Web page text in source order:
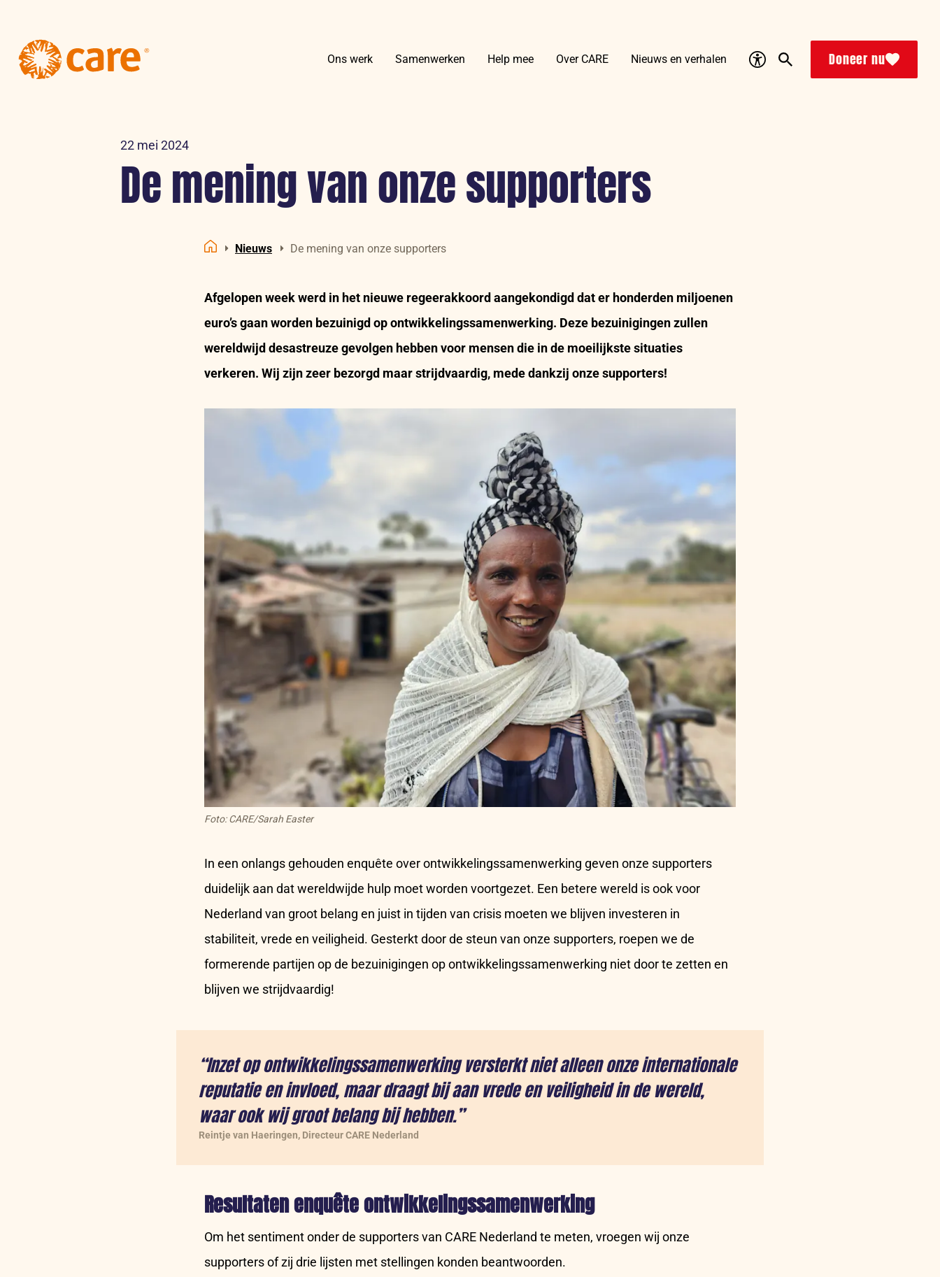
Ons werk Samenwerken Help mee Over CARE Nieuws en verhalen
Accessibility
Search
Doneer nu
22 mei 2024
De mening van onze supporters
Nieuws De mening van onze supporters
Afgelopen week werd in het nieuwe regeerakkoord aangekondigd dat er honderden miljoenen
euro’s gaan worden bezuinigd op ontwikkelingssamenwerking. Deze bezuinigingen zullen
wereldwijd desastreuze gevolgen hebben voor mensen die in de moeilijkste situaties
verkeren. Wij zijn zeer bezorgd maar strijdvaardig, mede dankzij onze supporters!
Foto: CARE/Sarah Easter
In een onlangs gehouden enquête over ontwikkelingssamenwerking geven onze supporters
duidelijk aan dat wereldwijde hulp moet worden voortgezet. Een betere wereld is ook voor
Nederland van groot belang en juist in tijden van crisis moeten we blijven investeren in
stabiliteit, vrede en veiligheid. Gesterkt door de steun van onze supporters, roepen we de
formerende partijen op de bezuinigingen op ontwikkelingssamenwerking niet door te zetten en
blijven we strijdvaardig!
“Inzet op ontwikkelingssamenwerking versterkt niet alleen onze internationale
reputatie en invloed, maar draagt bij aan vrede en veiligheid in de wereld,
waar ook wij groot belang bij hebben.”
Reintje van Haeringen, Directeur CARE Nederland
Resultaten enquêteontwikkelingssamenwerking
Om het sentiment onder de supporters van CARE Nederland te meten, vroegen wij onze
supporters of zij drie lijsten met stellingen konden beantwoorden.